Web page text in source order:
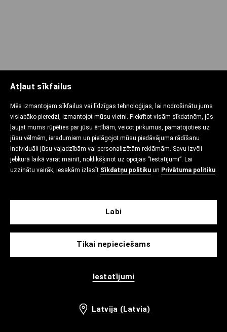
Atļaut sīkfailus
Mēs izmantojam sīkfailus vai līdzīgas tehnoloģijas, lai nodrošinātu jums
vislabāko pieredzi, izmantojot mūsu vietni. Piekrītot visām sīkdatnēm, jūs
ļaujat mums rūpēties par jūsu ērtībām, veicot pirkumus, pamatojoties uz
jūsu vēlmēm, ieradumiem un pielāgojot mūsu piedāvājuma rādīšanu
individuāli jūsu vajadzībām vai personalizētām reklāmām. Savu izvēli
jebkurā laikā varat mainīt, noklikšķinot uz opcijas “Iestatījumi”. Lai
uzzinātu vairāk, iesakām izlasīt Sīkdatņu politiku un Privātuma politiku.
Tikai nepieciešams
Iestatījumi
Labi
Latvija (Latvia)